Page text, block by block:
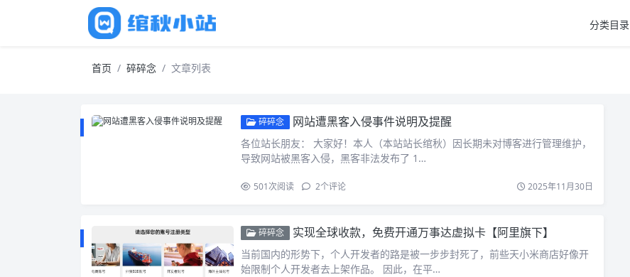
分类目录
首页 碎碎念 文章列表
碎碎念 网站遭黑客入侵事件说明及提醒
各位站长朋友： 大家好！本人（本站站长绾秋）因长期未对博客进行管理维护，
导致网站被黑客入侵，黑客非法发布了 1…
501次阅读 2个评论 2025年11月30日
碎碎念 实现全球收款，免费开通万事达虚拟卡【阿里旗下】
当前国内的形势下，个人开发者的路是被一步步封死了，前些天小米商店好像开
始限制个人开发者去上架作品。 因此，在平…